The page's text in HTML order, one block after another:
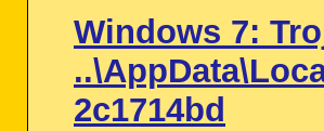
Windows 7:
2c1714bd